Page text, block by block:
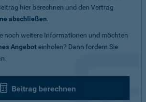
hier berechnen und den Vertrag
abschließen.
noch weitere Informationen und möchten
Angeboteinholen? Dann fordern Sie
Beitrag berechnen